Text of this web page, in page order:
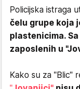
Policijska istraga
čelu grupe koja
plastenicima.
zaposlenih u
Kako su za "Blic"